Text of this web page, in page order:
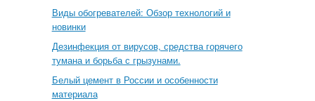
Виды обогревателей: Обзор технологий и
новинки
Дезинфекция от вирусов, средства горячего
тумана и борьба с грызунами.
Белый цемент в России и особенности
материала